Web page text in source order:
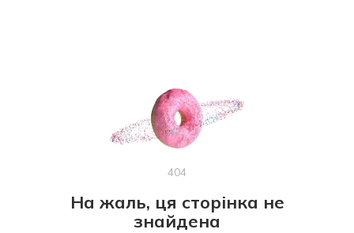
404
На жаль, ця сторінка не
знайдена